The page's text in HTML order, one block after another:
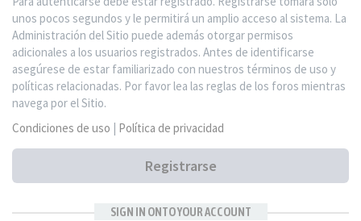
unos pocos segundos y le permitirá un amplio acceso al sistema. La
Administración del Sitio puede además otorgar permisos
adicionales a los usuarios registrados. Antes de identificarse
asegúrese de estar familiarizado con nuestros términos de uso y
políticas relacionadas. Por favor lea las reglas de los foros mientras
navega por el Sitio.
Condiciones de uso | Política de privacidad
Registrarse
SIGN IN ONTO YOUR ACCOUNT